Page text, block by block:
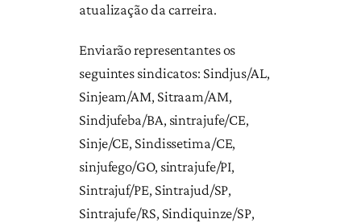
atualização da carreira.
Enviarão representantes os
seguintes sindicatos: Sindjus/AL,
Sinjeam/AM, Sitraam/AM,
Sindjufeba/BA, sintrajufe/CE,
Sinje/CE, Sindissetima/CE,
sinjufego/GO, sintrajufe/PI,
Sintrajuf/PE, Sintrajud/SP,
Sintrajufe/RS, Sindiquinze/SP,